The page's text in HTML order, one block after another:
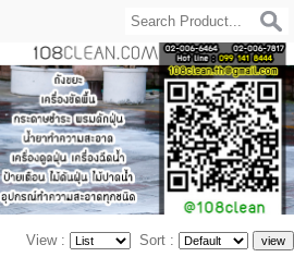
View :
Sort :